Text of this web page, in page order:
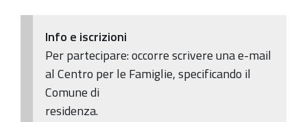
Info e iscrizioni
Per partecipare: occorre scrivere una e-mail
al Centro per le Famiglie, specificando il
Comune di
residenza.